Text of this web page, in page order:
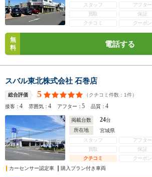
スタッフ
アフター
買取
保証
クチコミ
クーポン
無
料
電話する
スバル東北株式会社 石巻店
総合評価 5 （クチコミ件数： 1件）
接客：4 雰囲気：4 アフター：5 品質：4
掲載台数 24台
所在地
宮城県
スタッフ
アフター
買取
保証
クチコミ
クーポン
カーセンサー認定車
購入プラン付き車両